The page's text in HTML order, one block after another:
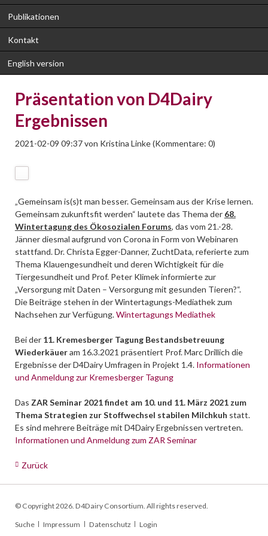
Publikationen
Kontakt
English version
Präsentation von D4Dairy
Ergebnissen
2021-02-09 09:37von Kristina Linke(Kommentare: 0)
„Gemeinsam is(s)t man besser. Gemeinsam aus der Krise lernen.
Gemeinsam zukunftsfit werden“ lautete das Thema der 68.
Wintertagung des Ökosozialen Forums, das vom 21.-28.
Jänner diesmal aufgrund von Corona in Form von Webinaren
stattfand. Dr. Christa Egger-Danner, ZuchtData, referierte zum
Thema Klauengesundheit und deren Wichtigkeit für die
Tiergesundheit und Prof. Peter Klimek informierte zur
„Versorgung mit Daten – Versorgung mit gesunden Tieren?“.
Die Beiträge stehen in der Wintertagungs-Mediathek zum
Nachsehen zur Verfügung.Wintertagungs Mediathek
Bei der 11. Kremesberger Tagung Bestandsbetreuung
Wiederkäueram 16.3.2021 präsentiert Prof. Marc Drillich die
Ergebnisse der D4Dairy Umfragen in Projekt 1.4. Informationen
und Anmeldung zur Kremesberger Tagung
Das ZAR Seminar 2021 findet am 10. und 11. März 2021 zum
Thema Strategien zur Stoffwechsel stabilen Milchkuh statt.
Es sind mehrere Beiträge mit D4Dairy Ergebnissen vertreten.
Informationen und Anmeldung zum ZAR Seminar
Zurück
© Copyright 2026. D4Dairy Consortium. All rights reserved.
Navigation
Suche Impressum Datenschutz Login